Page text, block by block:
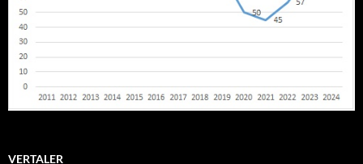
VERTALER